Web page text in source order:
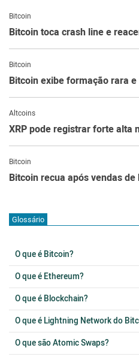
Bitcoin
Bitcoin toca crash line e
Bitcoin
Bitcoin exibe formação rara
Altcoins
XRP pode registrar forte alta
Bitcoin
Bitcoin recua após vendas
Glossário
O que é Bitcoin?
O que é Ethereum?
O que é Blockchain?
O que é Lightning Network do
O que são Atomic Swaps?